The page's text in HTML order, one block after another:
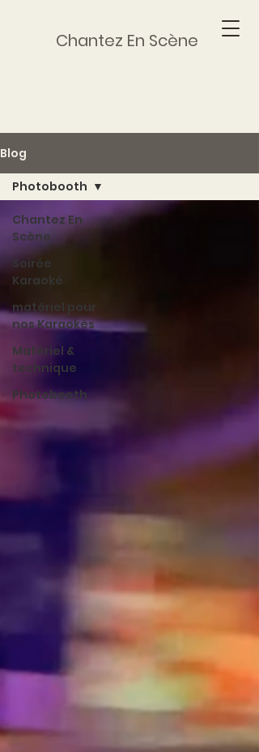
Chantez En Scène
Blog
Chantez En
Scène
Soirée
Karaoké
matériel pour
nos Karaokés
Matériel &
technique
Photobooth
Photobooth